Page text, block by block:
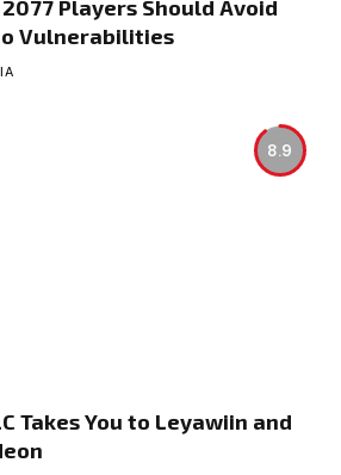
Players Should Avoid
Vulnerabilities
8.9
Takes You to Leyawiin and